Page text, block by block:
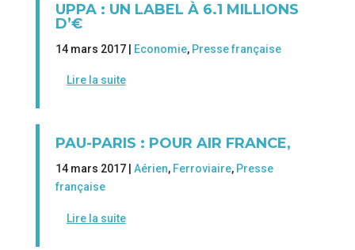
UPPA : UN LABEL À 6.1 MILLIONS
D’€
14 mars 2017 | Economie, Presse française
Lire la suite
PAU-PARIS : POUR AIR FRANCE,
14 mars 2017 | Aérien, Ferroviaire, Presse
française
Lire la suite